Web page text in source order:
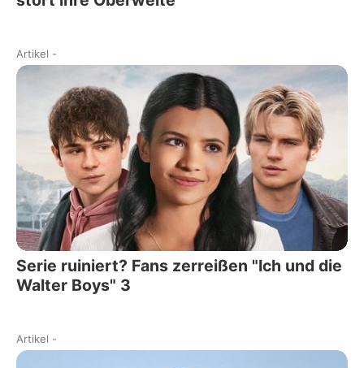
Artikel -
Serie ruiniert? Fans zerreißen "Ich und die
Walter Boys" 3
Artikel -